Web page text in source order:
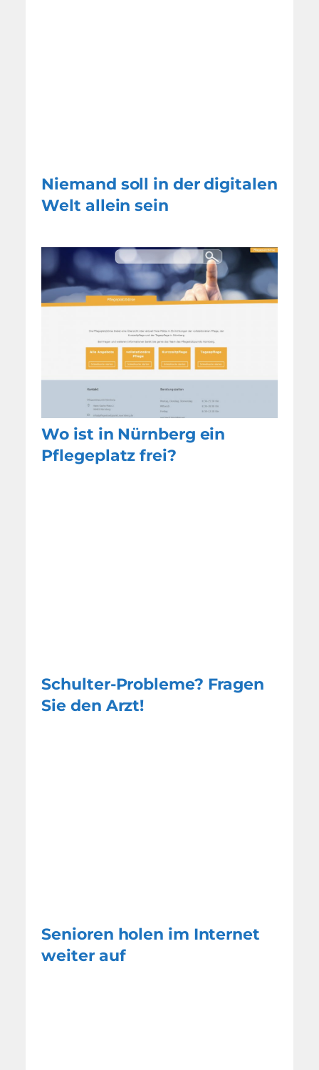
Niemand soll in der digitalen
Welt allein sein
Wo ist in Nürnberg ein
Pflegeplatz frei?
Schulter-Probleme? Fragen
Sie den Arzt!
Senioren holen im Internet
weiter auf